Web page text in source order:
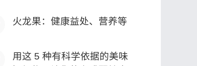
火龙果：健康益处、营养等
用这 5 种有科学依据的美味